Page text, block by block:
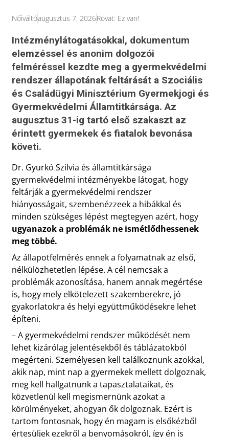
Nőiváltóaugusztus 7, 2026Rovat: Ez van!
Intézménylátogatásokkal, dokumentum
elemzéssel és anonim dolgozói
felméréssel kezdte meg a gyermekvédelmi
rendszer állapotának feltárását a Szociális
és Családügyi Minisztérium Gyermekjogi és
Gyermekvédelmi Államtitkársága. Az
augusztus 31-ig tartó első szakaszt az
érintett gyermekek és fiatalok bevonása
követi.
Dr. Gyurkó Szilvia és államtitkársága
gyermekvédelmi intézményekbe látogat, hogy
feltárják a gyermekvédelmi rendszer
hiányosságait, szembenézzeek a hibákkal és
minden szükséges lépést megtegyen azért, hogy
ugyanazok a problémák ne ismétlődhessenek
meg többé.
Az állapotfelmérés ennek a folyamatnak az első,
nélkülözhetetlen lépése. A cél nemcsak a
problémák azonosítása, hanem annak megértése
is, hogy mely elkötelezett szakemberekre, jó
gyakorlatokra és helyi együttműködésekre lehet
építeni.
– A gyermekvédelmi rendszer működését nem
lehet kizárólag jelentésekből és táblázatokból
megérteni. Személyesen kell találkoznunk azokkal,
akik nap, mint nap a gyermekek mellett dolgoznak,
meg kell hallgatnunk a tapasztalataikat, és
közvetlenül kell megismernünk azokat a
körülményeket, ahogyan ők dolgoznak. Ezért is
tartom fontosnak, hogy én magam is elsőkézből
értesüljek ezekről a benyomásokról, így én is